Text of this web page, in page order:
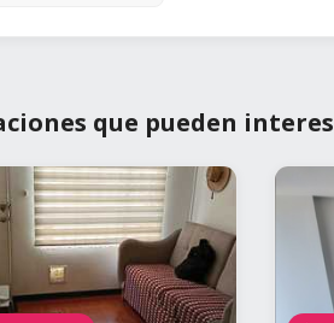
que pueden